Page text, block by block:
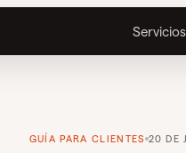
Servicios
GUÍA PARA CLIENTES 20 DE